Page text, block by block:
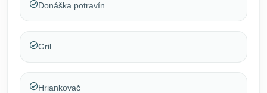
Donáška potravín
Gril
Hriankovač